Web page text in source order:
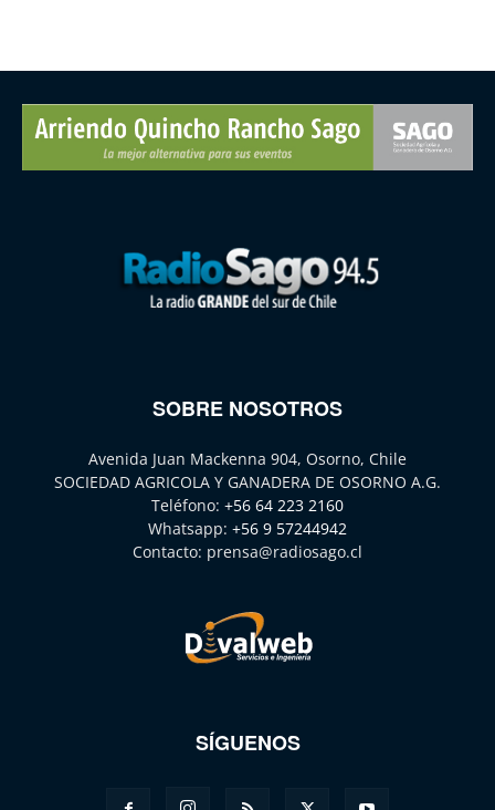
SOBRE NOSOTROS
Avenida Juan Mackenna 904, Osorno, Chile
SOCIEDAD AGRICOLA Y GANADERA DE OSORNO A.G.
Teléfono: +56 64 223 2160
Whatsapp: +56 9 57244942
Contacto: prensa@radiosago.cl
SÍGUENOS